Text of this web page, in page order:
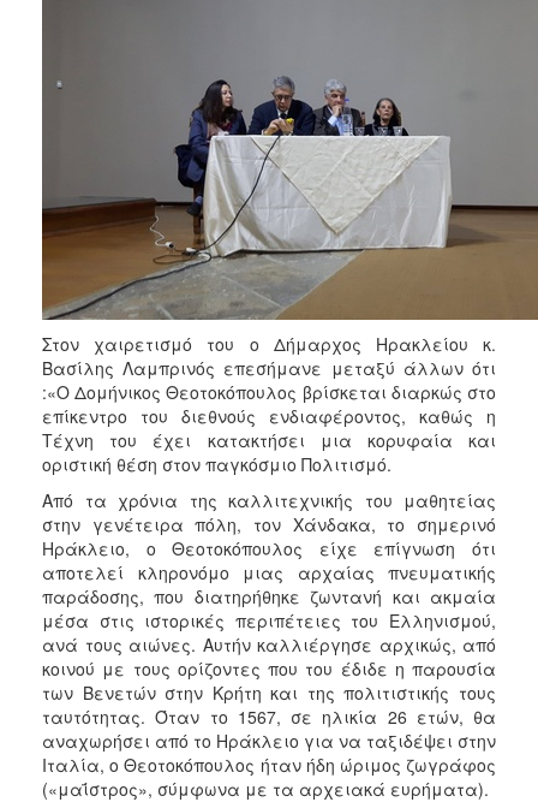
Στον χαιρετισμό του ο Δήμαρχος Ηρακλείου κ.
Βασίλης Λαμπρινός επεσήμανε μεταξύ άλλων ότι
:«Ο Δομήνικος Θεοτοκόπουλος βρίσκεται διαρκώς στο
επίκεντρο του διεθνούς ενδιαφέροντος, καθώς η
Τέχνη του έχει κατακτήσει μια κορυφαία και
οριστική θέση στον παγκόσμιο Πολιτισμό.
Από τα χρόνια της καλλιτεχνικής του μαθητείας
στην γενέτειρα πόλη, τον Χάνδακα, το σημερινό
Ηράκλειο, ο Θεοτοκόπουλος είχε επίγνωση ότι
αποτελεί κληρονόμο μιας αρχαίας πνευματικής
παράδοσης, που διατηρήθηκε ζωντανή και ακμαία
μέσα στις ιστορικές περιπέτειες του Ελληνισμού,
ανά τους αιώνες. Αυτήν καλλιέργησε αρχικώς, από
κοινού με τους ορίζοντες που του έδιδε η παρουσία
των Βενετών στην Κρήτη και της πολιτιστικής τους
ταυτότητας. Όταν το 1567, σε ηλικία 26 ετών, θα
αναχωρήσει από το Ηράκλειο για να ταξιδέψει στην
Ιταλία, ο Θεοτοκόπουλος ήταν ήδη ώριμος ζωγράφος
(«μαΐστρος», σύμφωνα με τα αρχειακά ευρήματα).